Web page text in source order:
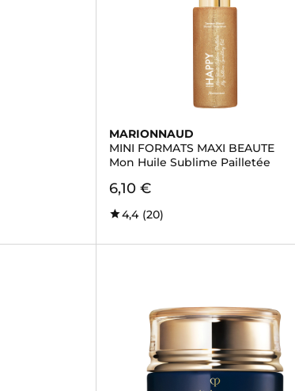
MARIONNAUD
MINI FORMATS MAXI BEAUTE
Mon Huile Sublime Pailletée
6,10 €
4,4 (20)